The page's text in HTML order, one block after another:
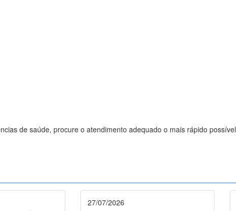
de saúde, procure o atendimento adequado o mais rápido possível
27/07/2026